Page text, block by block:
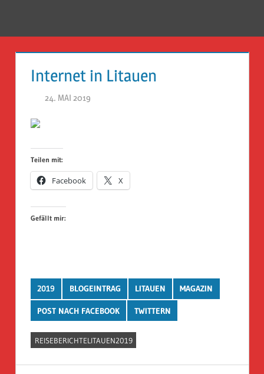
Guckloch
Geheimrat
auf
Reisen
Internet in Litauen
24. MAI 2019
Teilen mit:
Facebook X
Gefällt mir:
2019 BLOGEINTRAG LITAUEN MAGAZIN
POST NACH FACEBOOK TWITTERN
REISEBERICHTELITAUEN2019